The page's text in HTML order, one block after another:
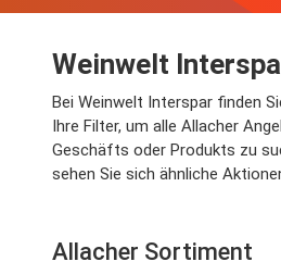
Weinwelt
Bei Weinwelt Interspar finden
Ihre Filter, um alle Allacher
Geschäfts oder Produkts zu
sehen Sie sich ähnliche
Allacher Sortiment